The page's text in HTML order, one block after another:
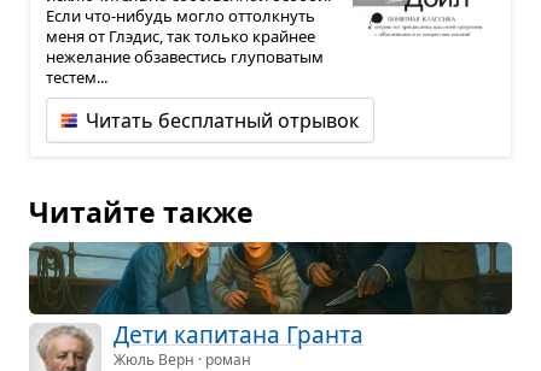
Если что-нибудь могло оттолкнуть
меня от Глэдис, так только крайнее
нежелание обзавестись глуповатым
тестем...
Читать бесплатный отрывок
Читайте также
Дети капи­тана Гранта
Жюль Верн · роман